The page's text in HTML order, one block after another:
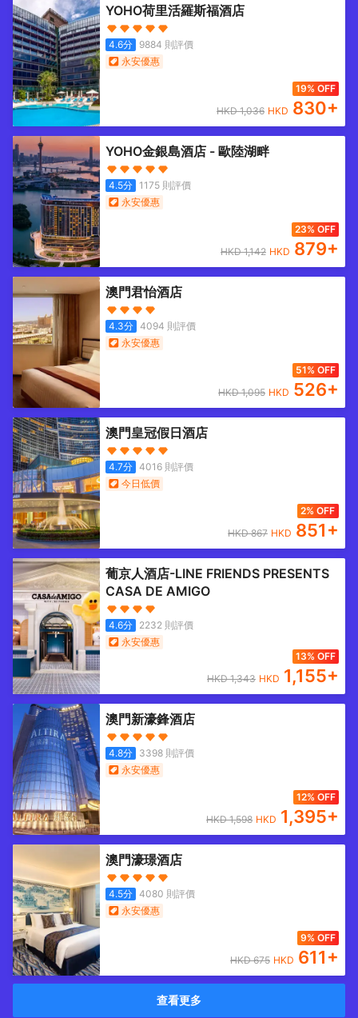
YOHO荷里活羅斯福酒店
4.6分 9884 則評價
永安優惠
19% OFF
HKD1,036 HKD 830+
YOHO金銀島酒店 - 歐陸湖畔
4.5分 1175則評價
永安優惠
23% OFF
HKD1,142 HKD 879+
澳門君怡酒店
4.3分 4094 則評價
永安優惠
51% OFF
HKD1,095 HKD 526+
澳門皇冠假日酒店
4.7分 4016則評價
今日低價
2% OFF
HKD867 HKD 851+
葡京人酒店-LINE FRIENDS PRESENTS
CASA DE AMIGO
4.6分 2232 則評價
永安優惠
13% OFF
HKD1,343 HKD 1,155+
澳門新濠鋒酒店
4.8分 3398則評價
永安優惠
12% OFF
HKD1,598 HKD 1,395+
澳門濠璟酒店
4.5分 4080 則評價
永安優惠
9% OFF
HKD675 HKD 611+
查看更多